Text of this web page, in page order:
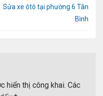
Sửa xe ôtô tại phường 6 Tân
Bình
hiển thị công khai. Các